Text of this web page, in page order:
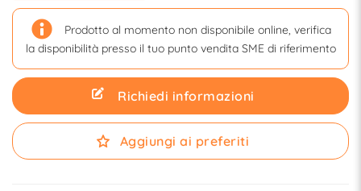
Prodotto al momento non disponibile online, verifica
la disponibilità presso il tuo punto vendita SME di riferimento
Richiedi informazioni
Aggiungi ai preferiti